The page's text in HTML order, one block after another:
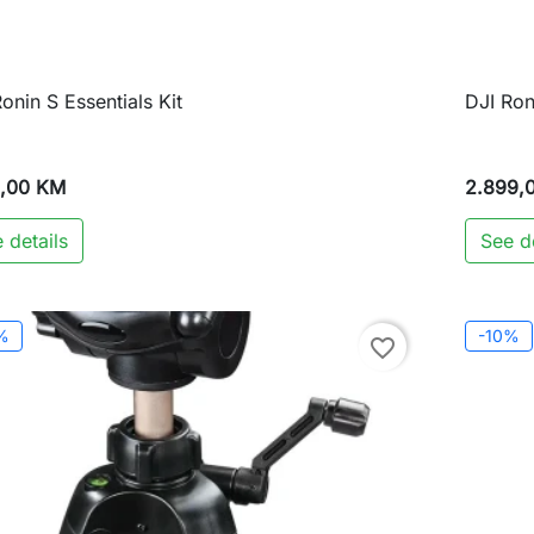
 Brzi pregled
S Essentials Kit
KM
details
DJI
See
favorite_border -10%